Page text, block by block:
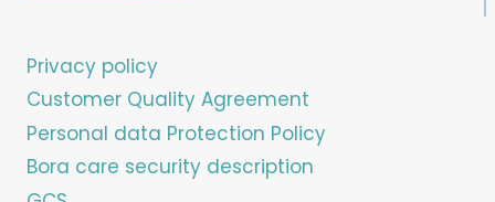
Privacy policy
Customer Quality Agreement
Personal data Protection Policy
Bora care security description